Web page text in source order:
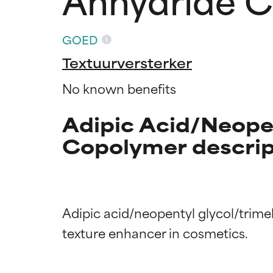
GOED
Textuurversterker
No known benefits
Adipic Acid/
Copolymer
Adipic acid/neopentyl glycol/
BESTE
BESTE